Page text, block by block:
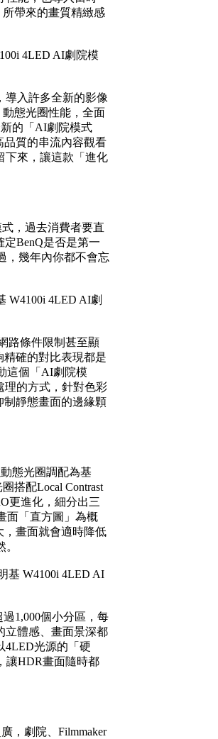
帶來的畫質精緻感
導入許多全新的影像
態光圈性能，全面
的「AI劇院模式
品質的串流內容觀看
下來，讓這款「進化
，過去消費者要直
BenQ是否是第一
，幾年內你都不會忘
路條件限制甚至顯
確的對比表現都是
這個「AI劇院模
理的方式，針對色彩
制靜態畫面的邊緣顆
態光圈調配為基
搭配Local Contrast
更進化，細分出三
面「直方圖」為概
，畫面就會適時降低
1,000個小分區，每
立體感、畫面景深都
4LED光源的「硬
讓HDR畫面隨時都
，劇院、Filmmaker